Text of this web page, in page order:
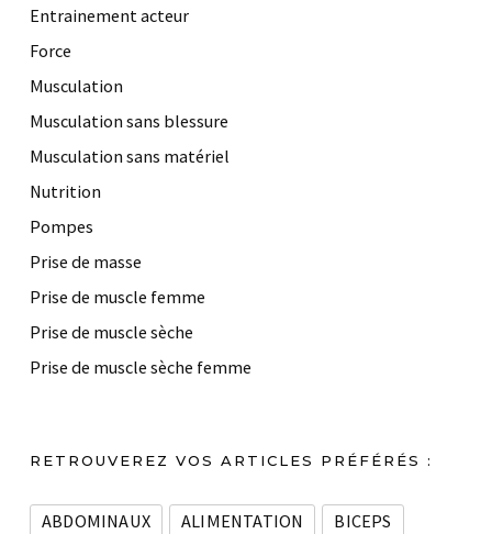
Entrainement acteur
Force
Musculation
Musculation sans blessure
Musculation sans matériel
Nutrition
Pompes
Prise de masse
Prise de muscle femme
Prise de muscle sèche
Prise de muscle sèche femme
RETROUVEREZ VOS ARTICLES PRÉFÉRÉS :
ABDOMINAUX ALIMENTATION
BICEPS